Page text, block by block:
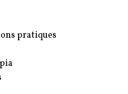
pratiques